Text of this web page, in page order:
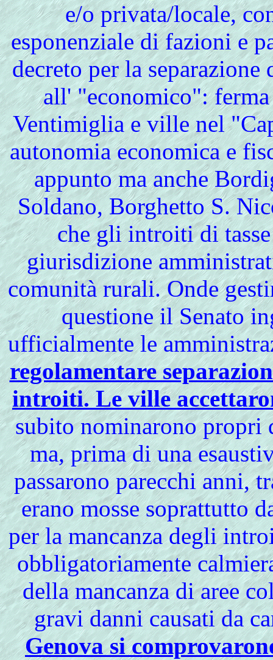
e/o privata/locale,
esponenziale di fazioni e
decreto per la
all' "economico":
Ventimiglia e ville nel
autonomia economica e
appunto ma anche
Soldano, Borghetto S.
che gli introiti di
giurisdizione
comunità rurali. Onde
questione il Senato
ufficialmente le
regolamentare
introiti. Le ville
subito nominarono propri
ma, prima di una
passarono parecchi anni,
erano mosse soprattutto
per la mancanza degli
obbligatoriamente
della mancanza di aree
gravi danni causati da
Genova si